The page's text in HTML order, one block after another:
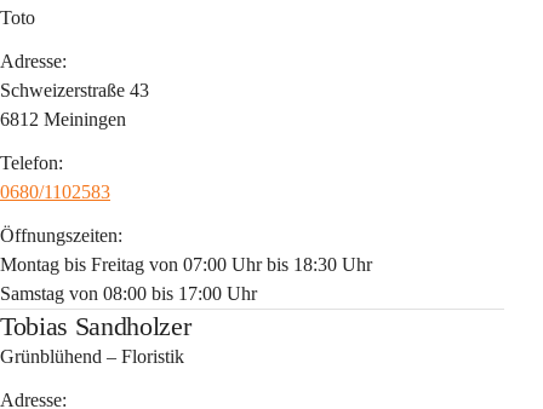
Toto
Adresse:
Schweizerstraße 43
6812 Meiningen
Telefon:
0680/1102583
Öffnungszeiten:
Montag bis Freitag von 07:00 Uhr bis 18:30 Uhr
Samstag von 08:00 bis 17:00 Uhr
Tobias Sandholzer
Grünblühend – Floristik
Adresse: